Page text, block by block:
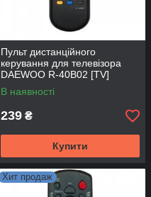
Пульт дистанційного
керування для телевізора
DAEWOO R-40B02 [TV]
В наявності
239 ₴
Купити
Хит продаж